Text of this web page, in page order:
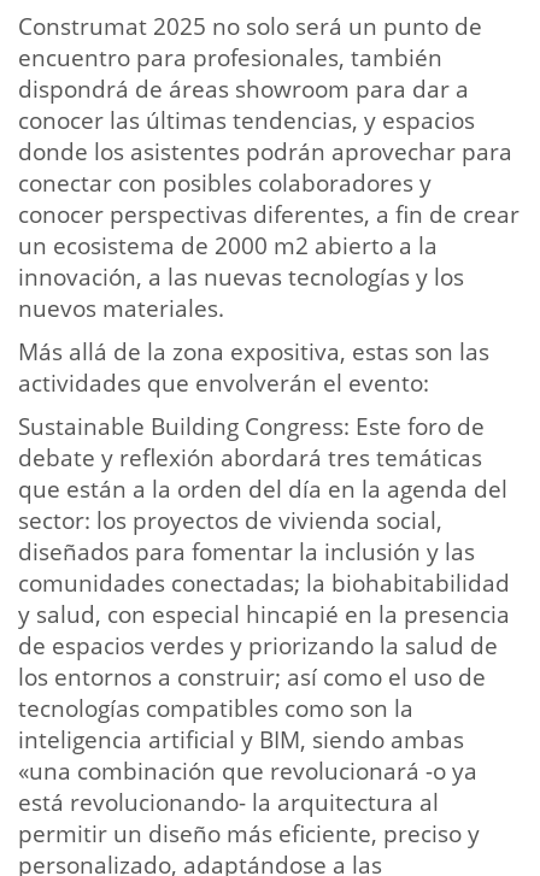
Construmat 2025 no solo será un punto de
encuentro para profesionales, también
dispondrá de áreas showroom para dar a
conocer las últimas tendencias, y espacios
donde los asistentes podrán aprovechar para
conectar con posibles colaboradores y
conocer perspectivas diferentes, a fin de crear
un ecosistema de 2000 m2 abierto a la
innovación, a las nuevas tecnologías y los
nuevos materiales.
Más allá de la zona expositiva, estas son las
actividades que envolverán el evento:
Sustainable Building Congress: Este foro de
debate y reflexión abordará tres temáticas
que están a la orden del día en la agenda del
sector: los proyectos de vivienda social,
diseñados para fomentar la inclusión y las
comunidades conectadas; la biohabitabilidad
y salud, con especial hincapié en la presencia
de espacios verdes y priorizando la salud de
los entornos a construir; así como el uso de
tecnologías compatibles como son la
inteligencia artificial y BIM, siendo ambas
«una combinación que revolucionará -o ya
está revolucionando- la arquitectura al
permitir un diseño más eficiente, preciso y
personalizado, adaptándose a las